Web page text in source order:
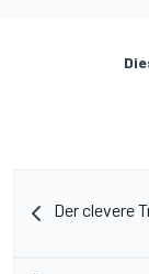
Der clevere